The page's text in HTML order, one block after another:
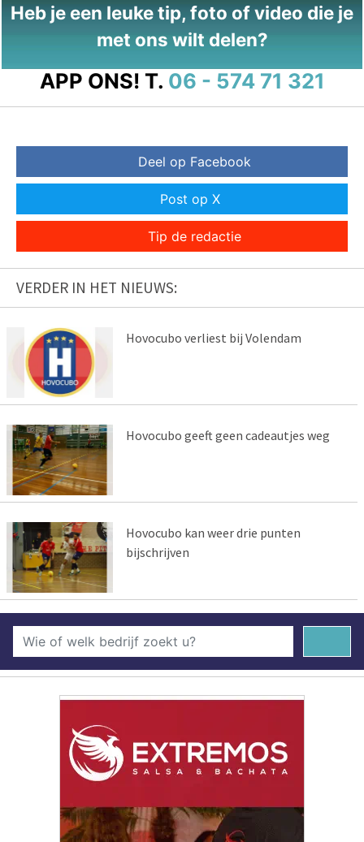
Heb je een leuke tip, foto of video die je
met ons wilt delen?
APP ONS! T. 06 - 574 71 321
Deel op Facebook
Post op X
Tip de redactie
VERDER IN HET NIEUWS:
Hovocubo verliest bij Volendam
Hovocubo geeft geen cadeautjes weg
Hovocubo kan weer drie punten
bijschrijven